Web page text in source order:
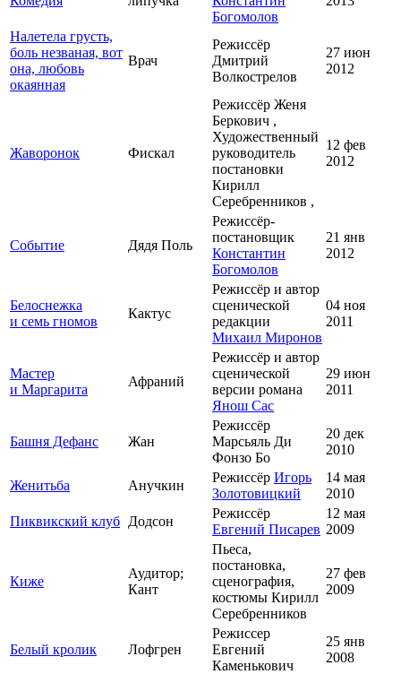
Богомолов
Налетела грусть,
боль незваная, вот
она, любовь
окаянная
Врач
Режиссёр
Дмитрий
Волкострелов
27 июн
2012
Жаворонок Фискал
Режиссёр Женя
Беркович ,
Художественный
руководитель
постановки
Кирилл
Серебренников ,
12 фев
2012
Событие Дядя Поль
Режиссёр-
постановщик
Константин
Богомолов
21 янв
2012
Белоснежка
и семь гномов
Кактус
Режиссёр и автор
сценической
редакции
Михаил Миронов
04 ноя
2011
Мастер
и Маргарита
Афраний
Режиссёр и автор
сценической
версии романа
Янош Сас
29 июн
2011
Башня Дефанс Жан
Режиссёр
Марсьяль Ди
Фонзо Бо
20 дек
2010
Женитьба Анучкин
Режиссёр Игорь
Золотовицкий
14 мая
2010
Пиквикский клуб Додсон
Режиссёр
Евгений Писарев
12 мая
2009
Киже
Аудитор;
Кант
Пьеса,
постановка,
сценография,
костюмы Кирилл
Серебренников
27 фев
2009
Белый кролик Лофгрен
Режиссер
Евгений
Каменькович
25 янв
2008